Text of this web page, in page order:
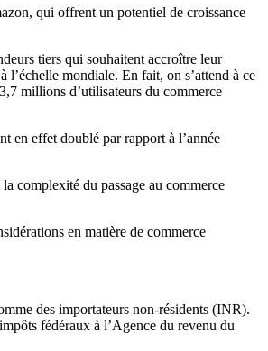
qui offrent un potentiel de croissance
tiers qui souhaitent accroître leur
mondiale. En fait, on s’attend à ce
millions d’utilisateurs du commerce
en effet doublé par rapport à l’année
complexité du passage au commerce
en matière de commerce
des importateurs non-résidents (INR).
fédéraux à l’Agence du revenu du